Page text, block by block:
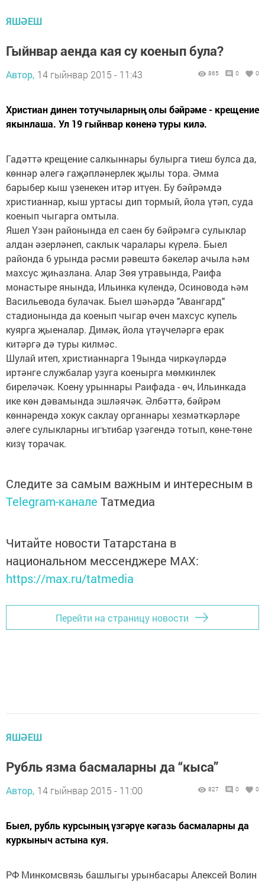
ЯШӘЕШ
Гыйнвар аенда кая су коенып була?
Автор, 14 гыйнвар 2015 - 11:43 865 0 0
Христиан динен тотучыларның олы бәйрәме - крещение
якынлаша. Ул 19 гыйнвар көненә туры килә.
Гадәттә крещение салкыннары булырга тиеш булса да,
көннәр әлегә гаҗәпләнерлек җылы тора. Әмма
барыбер кыш үзенекен итәр итүен. Бу бәйрәмдә
христианнар, кыш уртасы дип тормый, йола үтәп, суда
коенып чыгарга омтыла.
Яшел Үзән районында ел саен бу бәйрәмгә сулыклар
алдан әзерләнеп, саклык чаралары күрелә. Быел
районда 6 урында рәсми рәвештә бәкеләр ачыла һәм
махсус җиһазлана. Алар Зөя утравында, Раифа
монастыре янында, Ильинка күлендә, Осиновода һәм
Васильевода булачак. Быел шәһәрдә "Авангард"
стадионында да коенып чыгар өчен махсус купель
куярга җыеналар. Димәк, йола үтәүчеләргә ерак
китәргә дә туры килмәс.
Шулай итеп, христианнарга 19ында чиркәүләрдә
иртәнге службалар узуга коенырга мөмкинлек
биреләчәк. Коену урыннары Раифада - өч, Ильинкада
ике көн дәвамында эшләячәк. Әлбәттә, бәйрәм
көннәрендә хокук саклау органнары хезмәткәрләре
әлеге сулыкларны игътибар үзәгендә тотып, көне-төне
кизү торачак.
Следите за самым важным и интересным в
Telegram-канале Татмедиа
Читайте новости Татарстана в
национальном мессенджере MАХ:
https://max.ru/tatmedia
Перейти на страницу новости
ЯШӘЕШ
Рубль язма басмаларны да “кыса”
Автор, 14 гыйнвар 2015 - 11:00 827 0 0
Быел, рубль курсының үзгәрүе кәгазь басмаларны да
куркыныч астына куя.
РФ Минкомсвязь башлыгы урынбасары Алексей Волин